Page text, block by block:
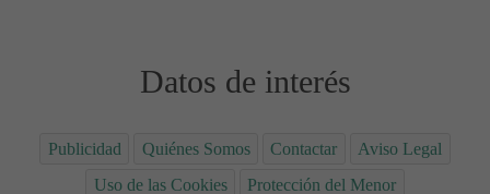
Datos de interés
Publicidad Quiénes Somos Contactar
Aviso Legal
Uso de las Cookies
Protección del Menor